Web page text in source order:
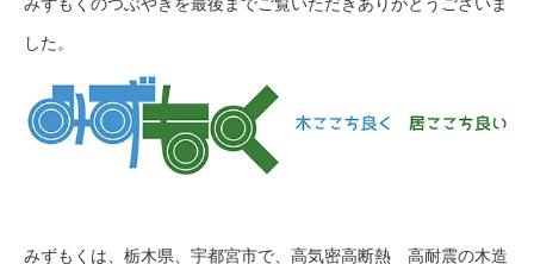
した。
みずもくは、栃木県、宇都宮市で、高気密高断熱 高耐震の木造